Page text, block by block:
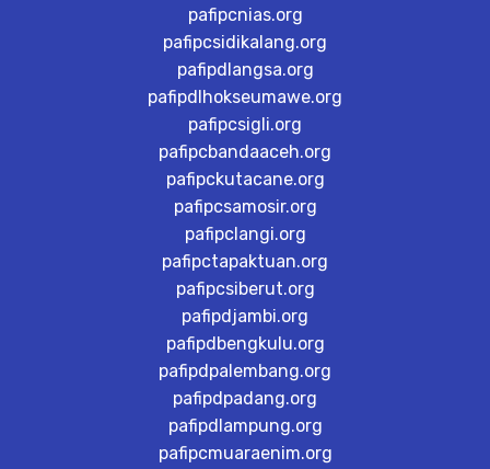
pafipcnias.org
pafipcsidikalang.org
pafipdlangsa.org
pafipdlhokseumawe.org
pafipcsigli.org
pafipcbandaaceh.org
pafipckutacane.org
pafipcsamosir.org
pafipclangi.org
pafipctapaktuan.org
pafipcsiberut.org
pafipdjambi.org
pafipdbengkulu.org
pafipdpalembang.org
pafipdpadang.org
pafipdlampung.org
pafipcmuaraenim.org